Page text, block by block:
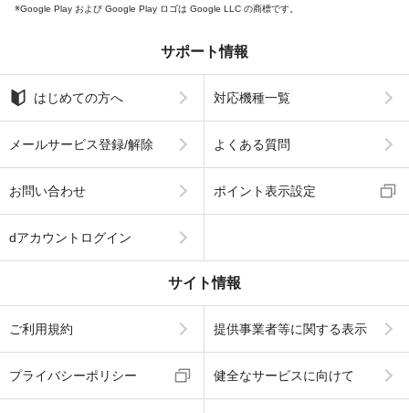
Google Play および Google Play ロゴは Google LLC の商標です。
サポート情報
はじめての方へ 対応機種一覧
メールサービス登録/解除 よくある質問
お問い合わせ ポイント表示設定
dアカウントログイン
サイト情報
ご利用規約 提供事業者等に関する表示
プライバシーポリシー 健全なサービスに向けて